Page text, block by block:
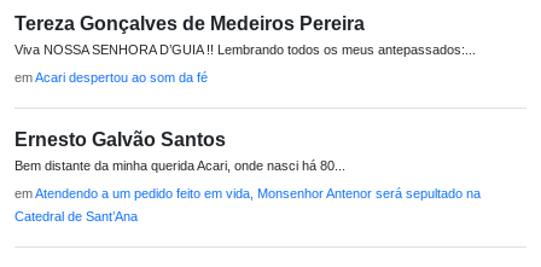
Tereza Gonçalves de Medeiros Pereira
Viva NOSSA SENHORA D’GUIA !! Lembrando todos os meus antepassados:...
emAcari despertou ao som da fé
Ernesto Galvão Santos
Bem distante da minha querida Acari, onde nasci há 80...
emAtendendo a um pedido feito em vida, Monsenhor Antenor será sepultado na
Catedral de Sant’Ana